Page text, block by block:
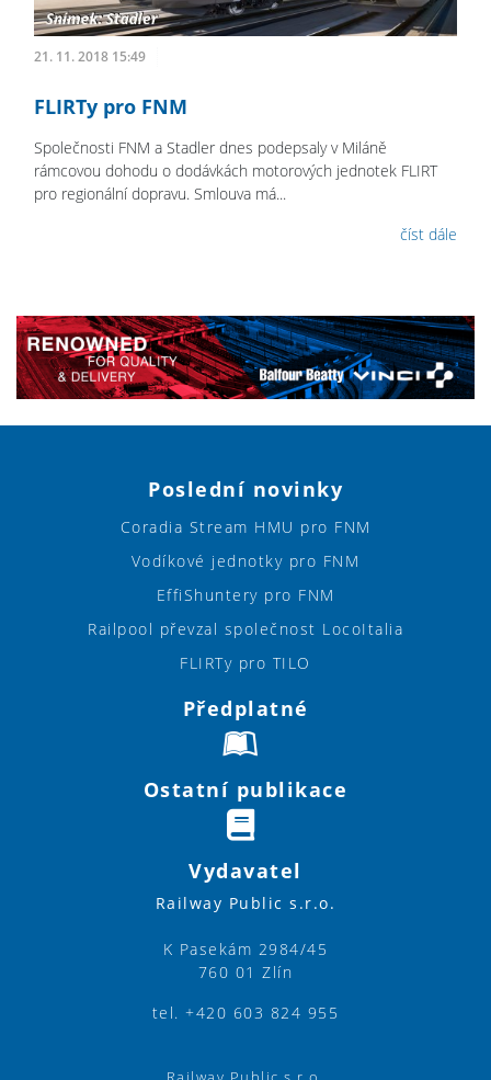
21. 11. 2018 15:49
FLIRTy pro FNM
Společnosti FNM a Stadler dnes podepsaly v Miláně
rámcovou dohodu o dodávkách motorových jednotek FLIRT
pro regionální dopravu. Smlouva má...
číst dále
Poslední novinky
Coradia Stream HMU pro FNM
Vodíkové jednotky pro FNM
EffiShuntery pro FNM
Railpool převzal společnost LocoItalia
FLIRTy pro TILO
Předplatné
Ostatní publikace
Vydavatel
Railway Public s.r.o.
K Pasekám 2984/45
760 01 Zlín
tel. +420 603 824 955